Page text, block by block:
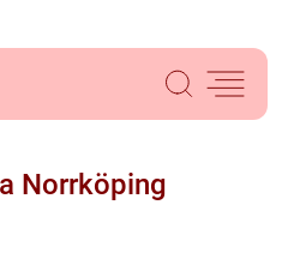
Norrköping